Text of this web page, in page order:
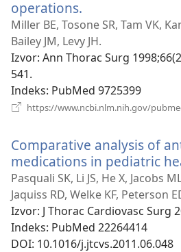
operations.
novi
prozor)
Miller BE, Tosone SR, Tam VK,
Bailey JM, Levy JH.
Izvor‎: Ann Thorac Surg
541.
Indeks‎: PubMed 9725399
https://www.ncbi.nlm.nih.gov/
Comparative analysis of
medications in pediatric
Pasquali SK, Li JS, He X, Jacobs
Jaquiss RD, Welke KF, Peterson
Izvor‎: J Thorac Cardiovasc Surg
Indeks‎: PubMed 22264414
DOI‎: 10.1016/j.jtcvs.2011.06.048